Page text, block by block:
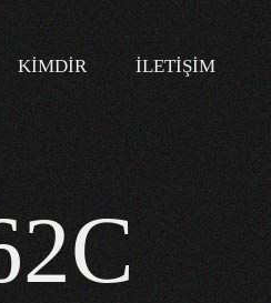
KIMDIR İLETIŞIM